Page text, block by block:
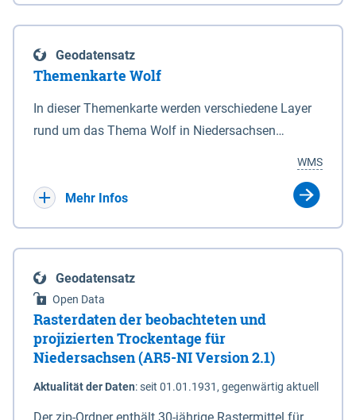
enthalten. Sperrwerke Sperrwerke sind Bauwerke
mit Sperrvorrichtungen in Tidegewässern, die dem
Schutz eines Gebietes vor erhöhten Tiden, vor allem
vor Sturmfluten, zu dienen bestimmt sind (§2 Abs.3
Eigenschaft eines Sperrwerkes durch Widmung, die
die Deichbehörde durch Verordnung ausspricht.
Geodatensatz
Themenkarte Wolf
In dieser Themenkarte werden verschiedene Layer
rund um das Thema Wolf in Niedersachsen
sowie Status der bestehenden Wolfsterritorien im
laufenden Monitoringjahr.
WMS
Mehr Infos
Geodatensatz
Open Data
Rasterdaten der beobachteten und
projizierten Trockentage für
Niedersachsen (AR5-NI Version 2.1)
Aktualität der Daten:seit 01.01.1931, gegenwärtig aktuell